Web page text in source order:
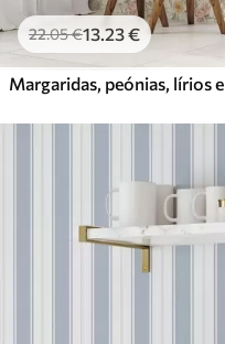
22.05€13.23€